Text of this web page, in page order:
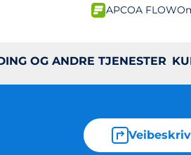
APCOA FLOW
OG ANDRE TJENESTER